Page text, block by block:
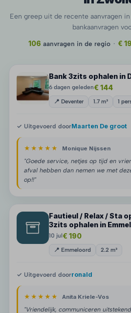
Een greep uit de recente aanvragen
bankaanvragen
106 aanvragen in de regio · €
Bank 3zits ophalen in
6 dagen geleden€ 144
📍 Deventer 1.7 m³ 1
✓ Uitgevoerd doorMaarten De groot
★★★★★ Monique Nijssen
"Goede service, netjes op tijd en
afval hebben dan nemen we met
op!!"
Fautieul / Relax / Sta
3zits ophalen in
10 jul€ 190
📍 Emmeloord 2.2 m³
✓ Uitgevoerd doorronald
★★★★★ Anita Kriele-Vos
"Vriendelijk, communiceren